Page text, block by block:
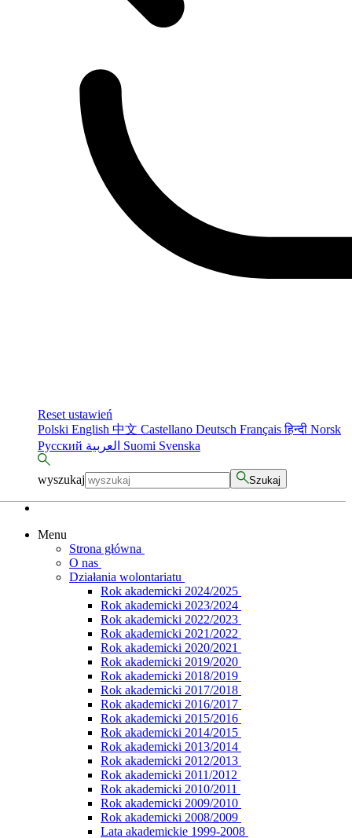
Reset ustawień
Polski English 中文 Castellano Deutsch Françaisहिन्दी Norsk
Русский
Suomi Svenska
wyszukaj Szukaj
Menu
Strona główna
O nas
Działania wolontariatu
Rok akademicki 2024/2025
Rok akademicki 2023/2024
Rok akademicki 2022/2023
Rok akademicki 2021/2022
Rok akademicki 2020/2021
Rok akademicki 2019/2020
Rok akademicki 2018/2019
Rok akademicki 2017/2018
Rok akademicki 2016/2017
Rok akademicki 2015/2016
Rok akademicki 2014/2015
Rok akademicki 2013/2014
Rok akademicki 2012/2013
Rok akademicki 2011/2012
Rok akademicki 2010/2011
Rok akademicki 2009/2010
Rok akademicki 2008/2009
Lata akademickie 1999-2008